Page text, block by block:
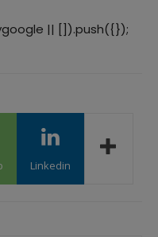
|| []).push({});
Linkedin